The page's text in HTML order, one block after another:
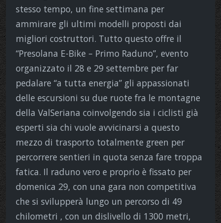
stesso tempo, un fine settimana per
ammirare gli ultimi modelli proposti dai
migliori costruttori. Tutto questo offre il
“Presolana E-Bike – Primo Raduno”, evento
organizzato il 28 e 29 settembre per far
pedalare “a tutta energia” gli appassionati
delle escursioni su due ruote fra le montagne
della ValSeriana coinvolgendo sia i ciclisti già
esperti sia chi vuole avvicinarsi a questo
mezzo di trasporto totalmente green per
percorrere sentieri in quota senza fare troppa
fatica. Il raduno vero e proprio è fissato per
domenica 29, con una gara non competitiva
che si svilupperà lungo un percorso di 49
chilometri , con un dislivello di 1300 metri,